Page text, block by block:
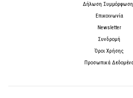
Δήλωση
Επικοινωνία
Newsletter
Συνδρομή
Όροι Χρήσης
Προσωπικά